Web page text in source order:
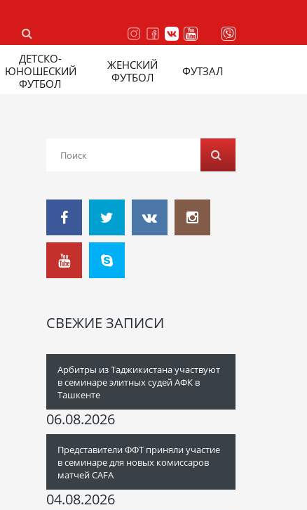
ДЕТСКО-
ЮНОШЕСКИЙ
ФУТБОЛ
ЖЕНСКИЙ
ФУТБОЛ
ФУТЗАЛ
СВЕЖИЕ ЗАПИСИ
Арбитры из Таджикистана участвуют
в семинаре элитных судей АФК в
Ташкенте
06.08.2026
Представители ФФТ приняли участие
в семинаре для новых комиссаров
матчей CAFA
04.08.2026